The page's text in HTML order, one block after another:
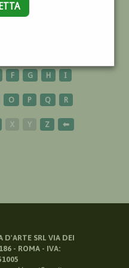
F G H I
O P Q R
X Y Z ⬅
D'ARTE SRL VIA DEI
- ROMA - IVA: